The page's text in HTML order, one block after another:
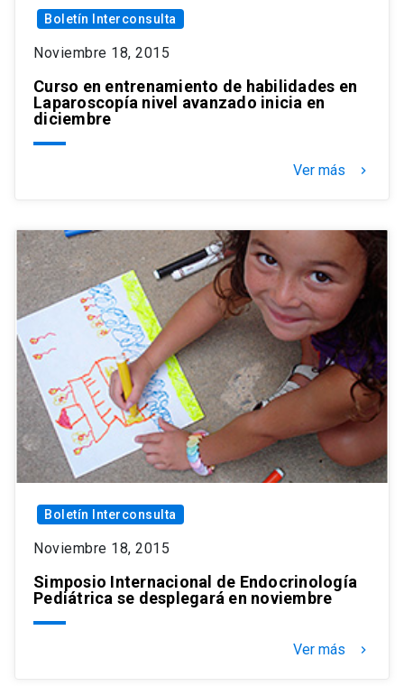
Boletín Interconsulta
Noviembre 18, 2015
Curso en entrenamiento de habilidades en
Laparoscopía nivel avanzado inicia en
diciembre
Ver más keyboard_arrow_right
Boletín Interconsulta
Noviembre 18, 2015
Simposio Internacional de Endocrinología
Pediátrica se desplegará en noviembre
Ver más keyboard_arrow_right